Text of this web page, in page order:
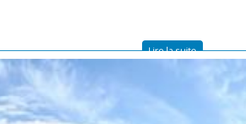
Lire la suite